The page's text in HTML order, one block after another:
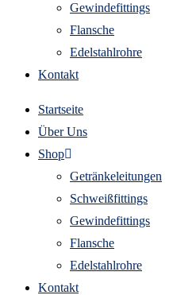
Gewindefittings
Flansche
Edelstahlrohre
Kontakt
Startseite
Über Uns
Shop
Getränkeleitungen
Schweißfittings
Gewindefittings
Flansche
Edelstahlrohre
Kontakt